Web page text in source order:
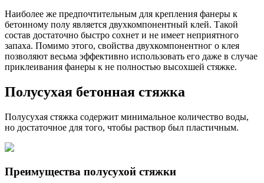
Наиболее же предпочтительным для крепления фанеры к
бетонному полу является двухкомпонентный клей. Такой
состав достаточно быстро сохнет и не имеет неприятного
запаха. Помимо этого, свойства двухкомпонентног о клея
позволяют весьма эффективно использовать его даже в случае
приклеивания фанеры к не полностью высохшей стяжке.
Полусухая бетонная стяжка
Полусухая стяжка содержит минимальное количество воды,
но достаточное для того, чтобы раствор был пластичным.
Преимущества полусухой стяжки